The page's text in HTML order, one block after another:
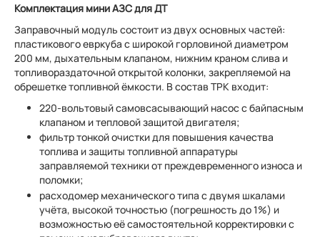
Комплектация мини АЗС для ДТ
Заправочный модуль состоит из двух основных частей:
пластикового евркуба с широкой горловиной диаметром
200 мм, дыхательным клапаном, нижним краном слива и
топливораздаточной открытой колонки, закрепляемой на
обрешетке топливной ёмкости. В состав ТРК входит:
220-вольтовый самовсасывающий насос с байпасным
клапаном и тепловой защитой двигателя;
фильтр тонкой очистки для повышения качества
топлива и защиты топливной аппаратуры
заправляемой техники от преждевременного износа и
поломки;
расходомер механического типа с двумя шкалами
учёта, высокой точностью (погрешность до 1%) и
возможностью её самостоятельной корректировки с